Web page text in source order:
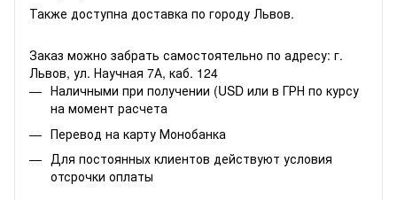
Также доступна доставка по городу Львов.
Заказ можно забрать самостоятельно по адресу: г.
Львов, ул. Научная 7А, каб. 124
Наличными при получении (USD или в ГРН по курсу
на момент расчета
Перевод на карту Монобанка
Для постоянных клиентов действуют условия
отсрочки оплаты